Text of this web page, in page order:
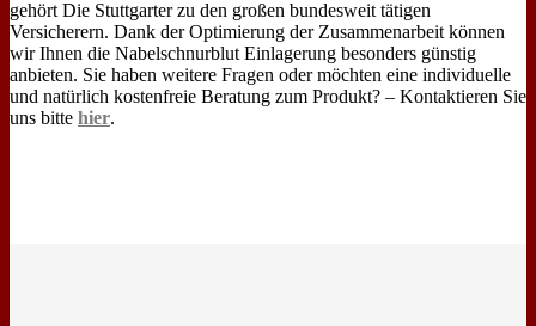
gehört Die Stuttgarter zu den großen bundesweit tätigen
Versicherern. Dank der Optimierung der Zusammenarbeit können
wir Ihnen die Nabelschnurblut Einlagerung besonders günstig
anbieten. Sie haben weitere Fragen oder möchten eine individuelle
und natürlich kostenfreie Beratung zum Produkt? – Kontaktieren Sie
uns bitte hier.